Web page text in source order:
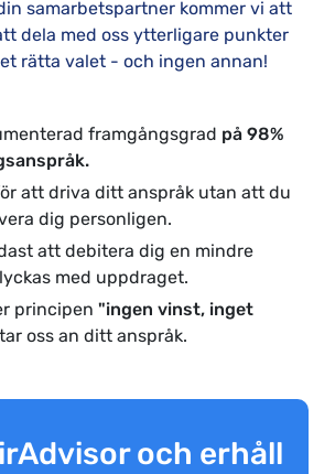
samarbetspartner kommer vi att
dela med oss ytterligare punkter
rätta valet - och ingen annan!
framgångsgrad på 98%
att driva ditt anspråk utan att du
dig personligen.
att debitera dig en mindre
med uppdraget.
principen "ingen vinst, inget
oss an ditt anspråk.
och erhåll